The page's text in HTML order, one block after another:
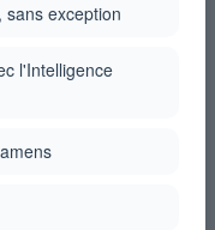
sans exception
l'Intelligence